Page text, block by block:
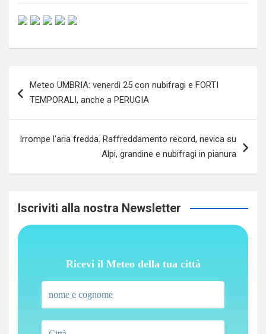
articoli
Meteo UMBRIA: venerdì 25 con nubifragi e FORTI
TEMPORALI, anche a PERUGIA
Irrompe l’aria fredda. Raffreddamento record, nevica su
Alpi, grandine e nubifragi in pianura
Iscriviti alla nostra Newsletter
Ricevi il Meteo della tua città